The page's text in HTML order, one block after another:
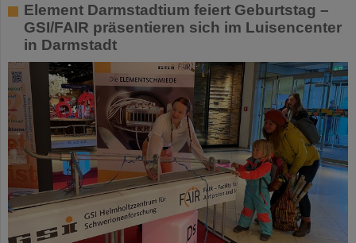
Element Darmstadtium feiert Geburtstag –
GSI/FAIR präsentieren sich im Luisencenter
in Darmstadt